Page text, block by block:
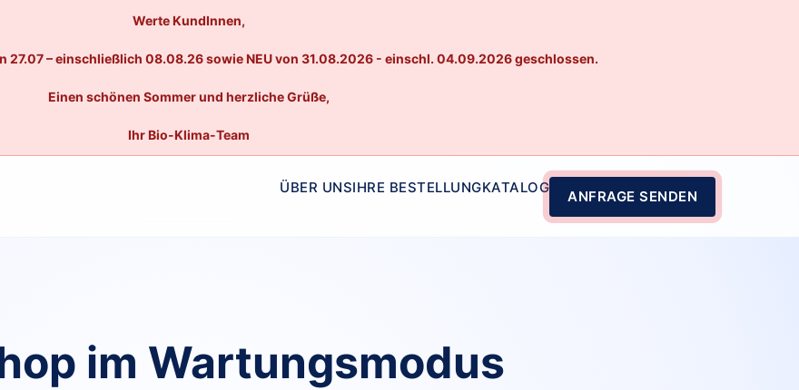
Werte KundInnen,
27.07 – einschließlich 08.08.26 sowie NEU von 31.08.2026 - einschl. 04.09.2026 geschlossen.
Einen schönen Sommer und herzliche Grüße,
Ihr Bio-Klima-Team
ÜBER UNSIHRE BESTELLUNGKATALOG
ANFRAGE SENDEN
im Wartungsmodus